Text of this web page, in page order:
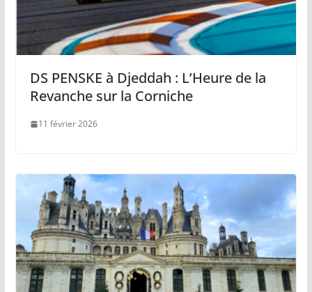
DS PENSKE à Djeddah : L’Heure de la
Revanche sur la Corniche
11 février 2026